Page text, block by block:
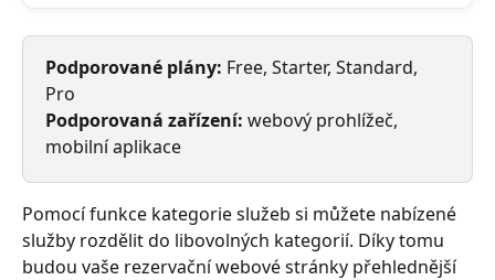
Podporované plány: Free, Starter, Standard,
Pro
Podporovaná zařízení: webový prohlížeč,
mobilní aplikace
Pomocí funkce kategorie služeb si můžete nabízené
služby rozdělit do libovolných kategorií. Díky tomu
budou vaše rezervační webové stránky přehlednější